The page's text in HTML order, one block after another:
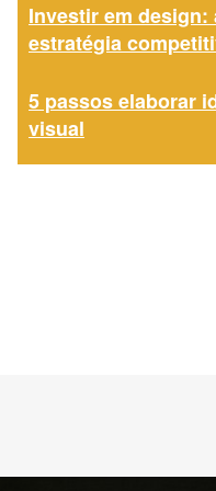
Investir em design:
estratégia
5 passos elaborar
visual